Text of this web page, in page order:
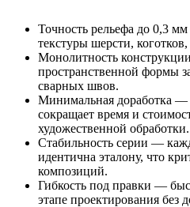
Точность рельефа до 0,3
текстуры шерсти,
Монолитность
пространственной формы
сварных швов.
Минимальная доработка —
сокращает время и
художественной обработки.
Стабильность серии —
идентична эталону, что
композиций.
Гибкость под правки —
этапе проектирования без